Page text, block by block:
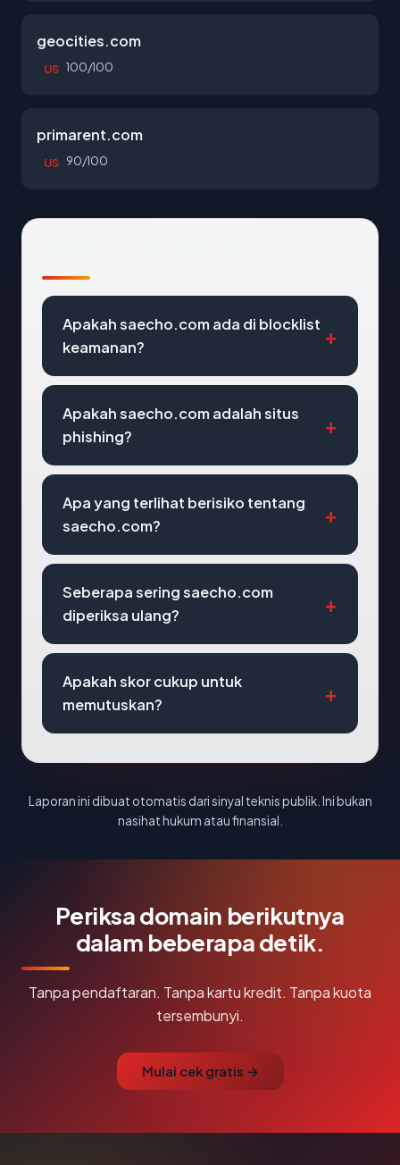
geocities.com
US 100/100
primarent.com
US 90/100
Apakah saecho.com ada di blocklist
keamanan?
Apakah saecho.com adalah situs
phishing?
Apa yang terlihat berisiko tentang
saecho.com?
Seberapa sering saecho.com
diperiksa ulang?
Apakah skor cukup untuk
memutuskan?
Laporan ini dibuat otomatis dari sinyal teknis publik. Ini bukan
nasihat hukum atau finansial.
Periksa domain berikutnya
dalam beberapa detik.
Tanpa pendaftaran. Tanpa kartu kredit. Tanpa kuota
tersembunyi.
Mulai cek gratis →